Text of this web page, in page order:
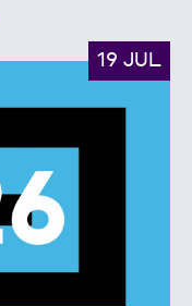
19 JUL